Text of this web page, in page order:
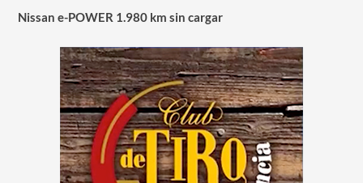
Nissan e-POWER 1.980 km sin cargar